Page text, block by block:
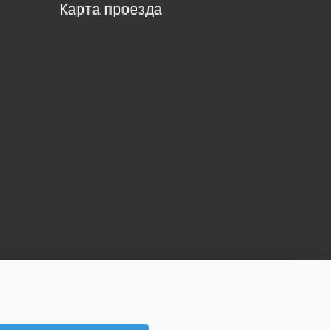
Карта проезда